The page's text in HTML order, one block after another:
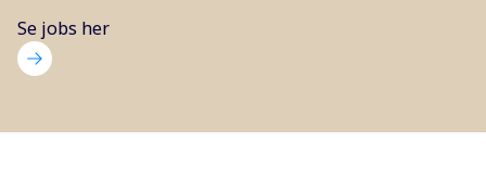
Se jobs her